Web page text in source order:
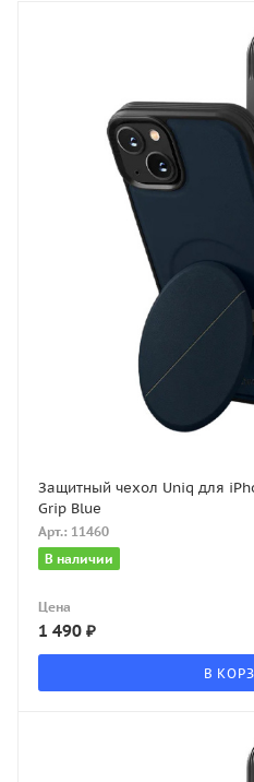
Защитный чехол Uniq для
Grip Blue
Арт.: 11460
В наличии
Цена
1 490 ₽
В